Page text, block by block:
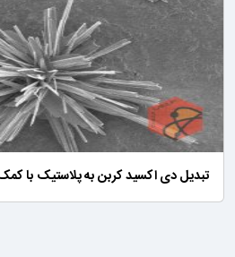
تبدیل دی اکسید کربن به پلاستیک با